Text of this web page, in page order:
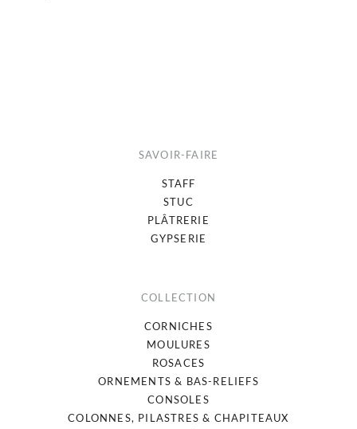
SAVOIR-FAIRE
STAFF
STUC
PLÂTRERIE
GYPSERIE
COLLECTION
CORNICHES
MOULURES
ROSACES
ORNEMENTS & BAS-RELIEFS
CONSOLES
COLONNES, PILASTRES & CHAPITEAUX